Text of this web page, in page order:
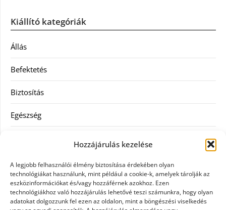
Hozzájárulás kezelése
A legjobb felhasználói élmény biztosítása érdekében olyan
technológiákat használunk, mint például a cookie-k, amelyek tárolják az
eszközinformációkat és/vagy hozzáférnek azokhoz. Ezen
technológiákhoz való hozzájárulás lehetővé teszi számunkra, hogy olyan
adatokat dolgozzunk fel ezen az oldalon, mint a böngészési viselkedés
Kiállító kategóriák
Állás
Befektetés
Biztosítás
Egészség
Ingatlan
Művészetek és szórakozás
Múzeumok